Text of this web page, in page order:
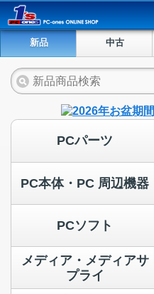
新品 中古
PCパーツ
PC本体・PC 周辺機器
PCソフト
メディア・メディアサ
プライ